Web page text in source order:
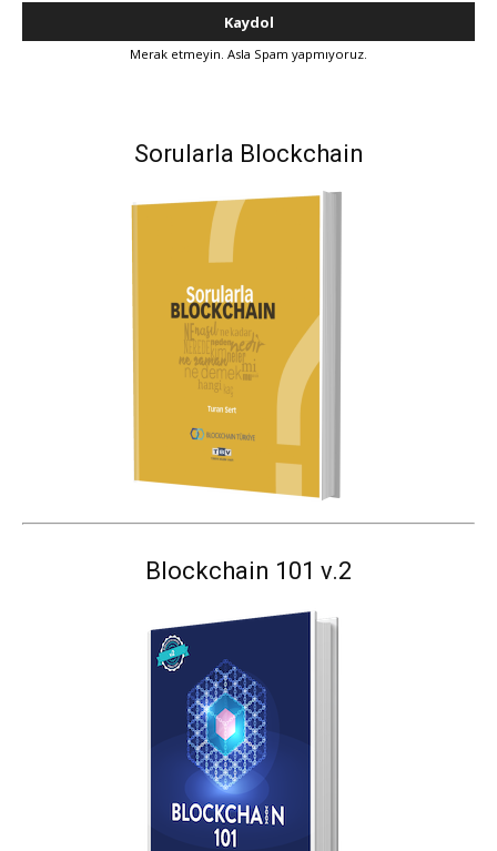
Merak etmeyin. Asla Spam yapmıyoruz.
Sorularla Blockchain
Blockchain 101 v.2